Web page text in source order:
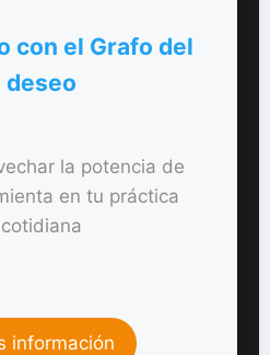
con el Grafo del
deseo
la potencia de
en tu práctica
cotidiana
información